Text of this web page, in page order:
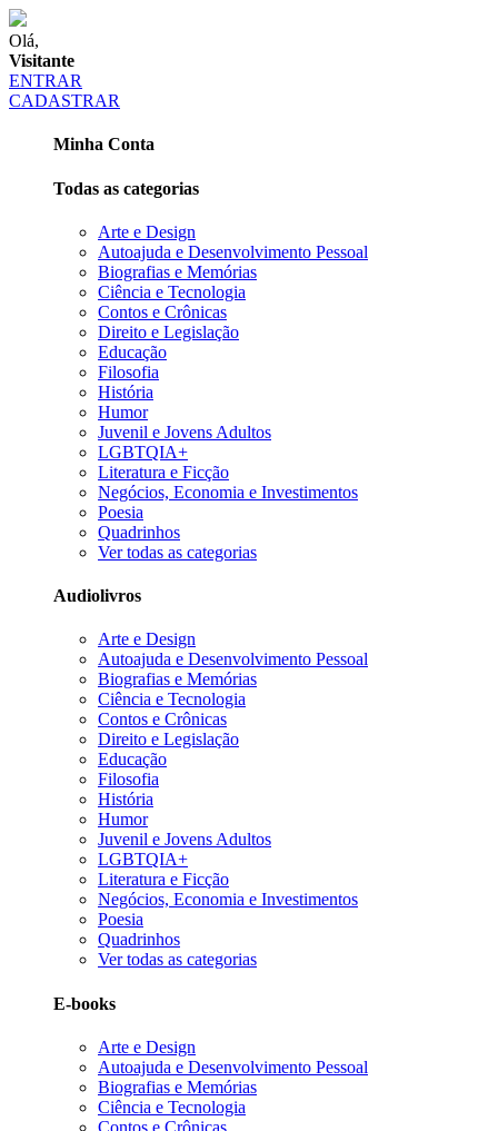
Olá,
Visitante
ENTRAR
CADASTRAR
Minha Conta
Todas as categorias
Arte e Design
Autoajuda e Desenvolvimento Pessoal
Biografias e Memórias
Ciência e Tecnologia
Contos e Crônicas
Direito e Legislação
Educação
Filosofia
História
Humor
Juvenil e Jovens Adultos
LGBTQIA+
Literatura e Ficção
Negócios, Economia e Investimentos
Poesia
Quadrinhos
Ver todas as categorias
Audiolivros
Arte e Design
Autoajuda e Desenvolvimento Pessoal
Biografias e Memórias
Ciência e Tecnologia
Contos e Crônicas
Direito e Legislação
Educação
Filosofia
História
Humor
Juvenil e Jovens Adultos
LGBTQIA+
Literatura e Ficção
Negócios, Economia e Investimentos
Poesia
Quadrinhos
Ver todas as categorias
E-books
Arte e Design
Autoajuda e Desenvolvimento Pessoal
Biografias e Memórias
Ciência e Tecnologia
Contos e Crônicas